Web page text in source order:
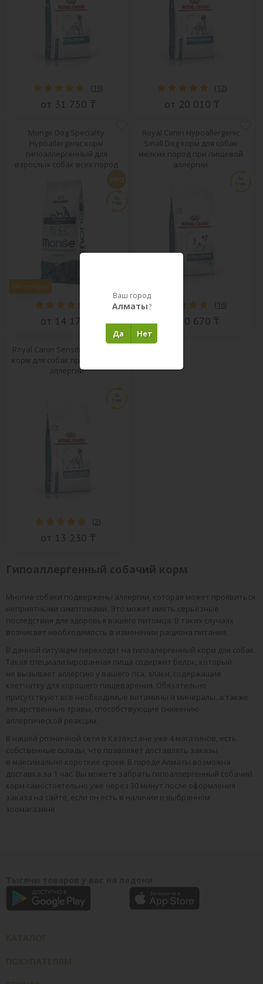
( 19)
от 31 750 ₸
( 12)
от 20 010 ₸
Monge Dog Speciality
Hypoallergenic корм
гипоаллергенный для
взрослых собак всех пород
Хит продаж
от 14 172 ₸
Royal Canin Hypoallergenic
Small Dog корм для собак
мелких пород при пищевой
аллергии
( 16)
от 10 670 ₸
Royal Canin Sensitivity Control
корм для собак при пищевой
аллергии
(2)
от 13 230 ₸
Многие собаки подвержены аллергии, которая может проявиться
неприятными симптомами. Это может иметь серьезные
последствия для здоровья вашего питомца. В таких случаях
возникает необходимость в изменении рациона питания.
В данной ситуации переходят на гипоалергенный корм для собак.
Такая специализированная пища содержит белок, который
не вызывает аллергию у вашего пса, злаки, содержащие
клетчатку для хорошего пищеварения. Обязательно
присутствуют все необходимые витамины и минералы, а также
лекарственные травы, способствующие снижению
аллергической реакции.
В нашей розничной сети в Казахстане уже 4 магазинов, есть
собственные склады, что позволяет доставлять заказы
в максимально короткие сроки. В городе Алматы возможна
доставка за 1 час. Вы можете забрать гипоаллергенный собачий
корм самостоятельно уже через 30 минут после оформления
заказа на сайте, если он есть в наличии в выбранном
зоомагазине.
Ваш город
Алматы?
Нет
Да